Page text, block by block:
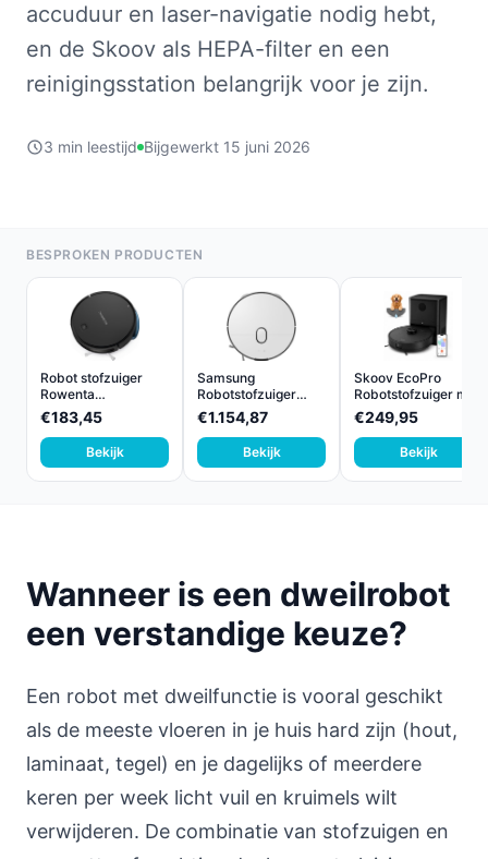
accuduur en laser-navigatie nodig hebt,
en de Skoov als HEPA-filter en een
reinigingsstation belangrijk voor je zijn.
3 min leestijd Bijgewerkt 15 juni 2026
BESPROKEN PRODUCTEN
Robot stofzuiger
Rowenta
RR7375WH Zwar...
€183,45
Bekijk
Samsung
Robotstofzuiger
Bespoke Jet Bo...
€1.154,87
Bekijk
Skoov EcoPro
Robotstofzuiger met
Dweil...
€249,95
Bekijk
Wanneer is een dweilrobot
een verstandige keuze?
Een robot met dweilfunctie is vooral geschikt
als de meeste vloeren in je huis hard zijn (hout,
laminaat, tegel) en je dagelijks of meerdere
keren per week licht vuil en kruimels wilt
verwijderen. De combinatie van stofzuigen en